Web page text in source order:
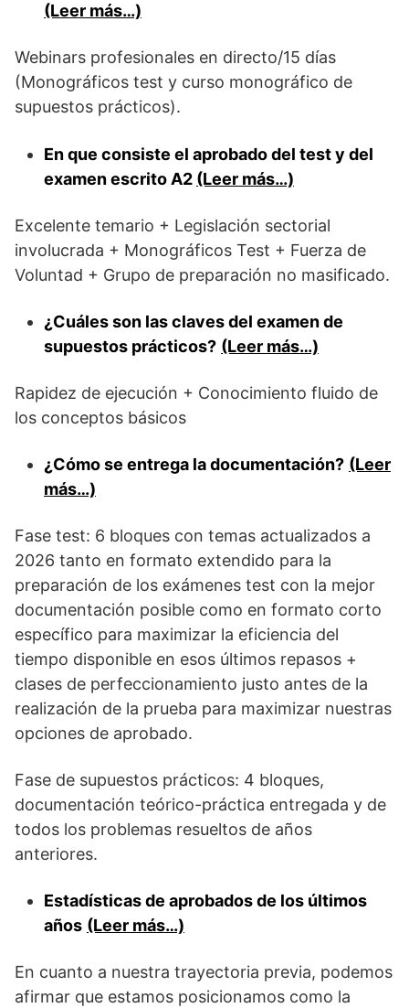
(Leer más…)
Webinars profesionales en directo/15 días
(Monográficos test y curso monográfico de
supuestos prácticos).
En que consiste el aprobado del test y del
examen escrito A2 (Leer más…)
Excelente temario + Legislación sectorial
involucrada + Monográficos Test + Fuerza de
Voluntad + Grupo de preparación no masificado.
¿Cuáles son las claves del examen de
supuestos prácticos? (Leer más…)
Rapidez de ejecución + Conocimiento fluido de
los conceptos básicos
¿Cómo se entrega la documentación? (Leer
más…)
Fase test: 6 bloques con temas actualizados a
2026 tanto en formato extendido para la
preparación de los exámenes test con la mejor
documentación posible como en formato corto
específico para maximizar la eficiencia del
tiempo disponible en esos últimos repasos +
clases de perfeccionamiento justo antes de la
realización de la prueba para maximizar nuestras
opciones de aprobado.
Fase de supuestos prácticos: 4 bloques,
documentación teórico-práctica entregada y de
todos los problemas resueltos de años
anteriores.
Estadísticas de aprobados de los últimos
años (Leer más…)
En cuanto a nuestra trayectoria previa, podemos
afirmar que estamos posicionamos como la